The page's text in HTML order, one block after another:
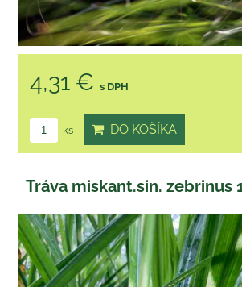
4,31 € s DPH
ks DO KOŠÍKA
Tráva miskant.sin. zebrinus